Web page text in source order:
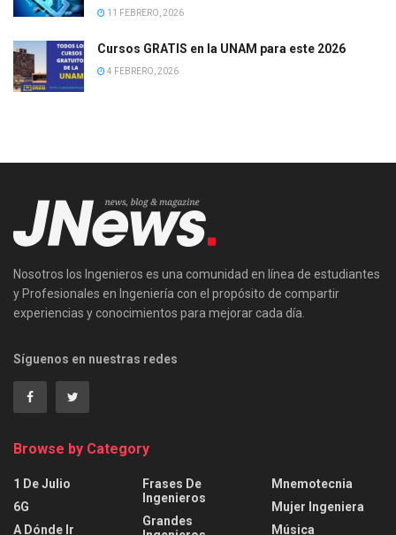
11 FEBRERO, 2026
Cursos GRATIS en la UNAM para este 2026
4 FEBRERO, 2026
Nosotros los Ingenieros es una comunidad en línea de estudiantes
y Profesionales en Ingeniería con el propósito de compartir
experiencias y conocimientos para mejorar cada día.
Síguenos en nuestras redes
Browse by Category
1 De Julio
6G
A Dónde Ir
Frases De
Ingenieros
Grandes
Mnemotecnia
Mujer Ingeniera
Música